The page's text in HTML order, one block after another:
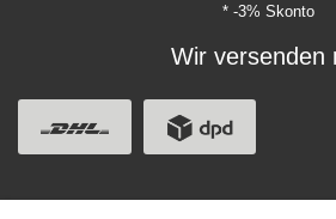
* -3% Skonto
Wir versenden